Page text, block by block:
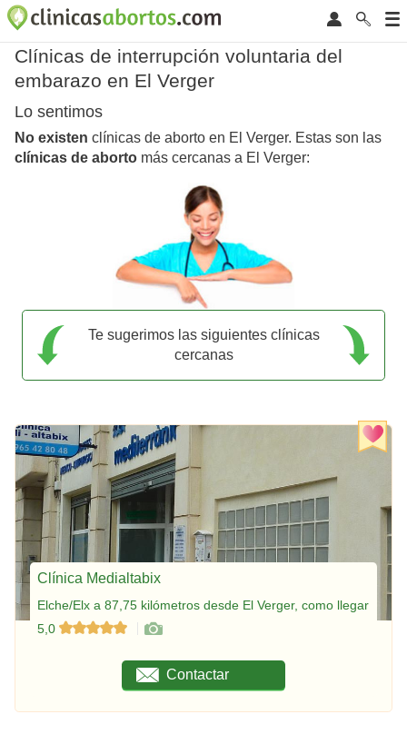
Clínicas de interrupción voluntaria del
embarazo en El Verger
Lo sentimos
No existen clínicas de aborto en El Verger. Estas son las
clínicas de aborto más cercanas a El Verger:
Te sugerimos las siguientes clínicas
cercanas
Clínica Medialtabix
Elche/Elx a 87,75 kilómetros desde El Verger, como llegar
5,0
Contactar